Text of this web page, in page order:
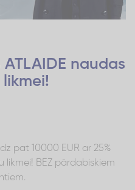
ATLAIDE naudas
pat 10000 EUR ar 25%
likmei! BEZ pārdabiskiem